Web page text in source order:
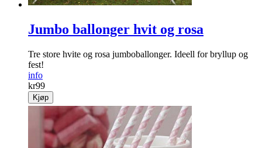
Jumbo ballonger hvit og rosa
Tre store hvite og rosa jumboballonger. Ideell for bryllup og
fest!
info
kr99
Kjøp